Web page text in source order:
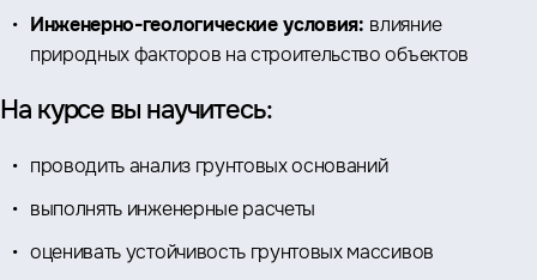
Инженерно-геологические условия: влияние
природных факторов на строительство объектов
На курсе вы научитесь:
проводить анализ грунтовых оснований
выполнять инженерные расчеты
оценивать устойчивость грунтовых массивов